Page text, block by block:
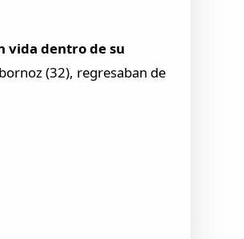
vida dentro de su
(32), regresaban de